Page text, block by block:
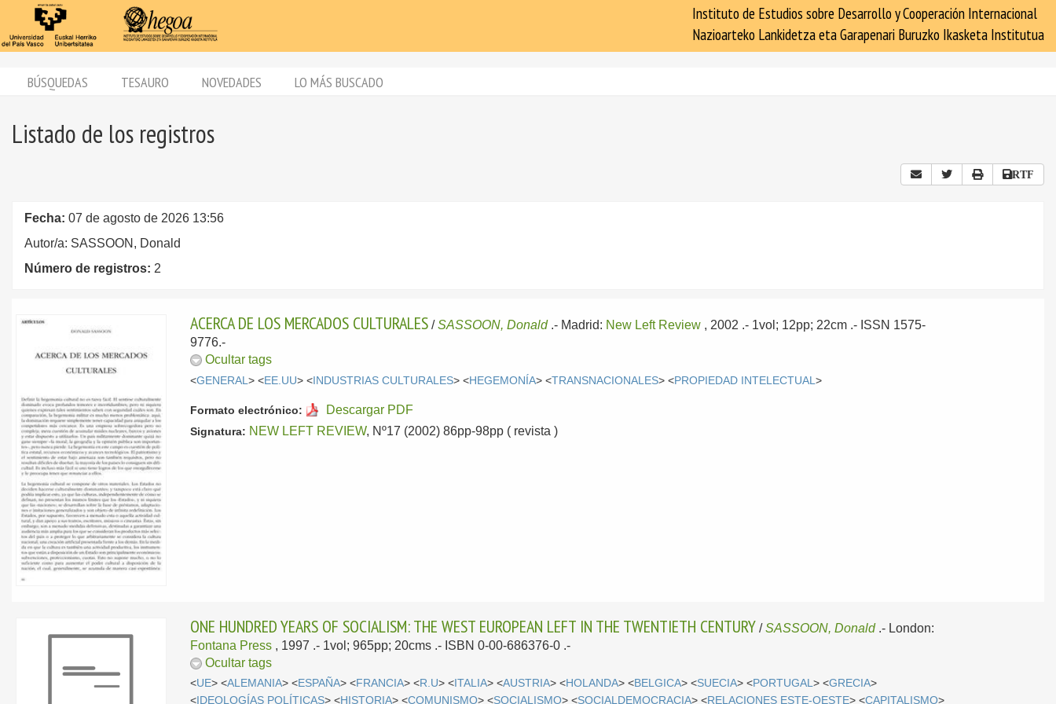
Instituto de Estudios sobre Desarrollo y Cooperación Internacional
Nazioarteko Lankidetza eta Garapenari Buruzko Ikasketa Institutua
BÚSQUEDAS TESAURO NOVEDADES LO MÁS BUSCADO
Listado de los registros
RTF
Fecha: 07 de agosto de 2026 13:56
Autor/a: SASSOON, Donald
Número de registros: 2
ACERCA DE LOS MERCADOS CULTURALES /SASSOON, Donald .- Madrid: New Left Review , 2002 .- 1vol; 12pp; 22cm .- ISSN 1575-
9776.-
Ocultar tags
<GENERAL> <EE.UU> <INDUSTRIAS CULTURALES> <HEGEMONÍA> <TRANSNACIONALES> <PROPIEDAD INTELECTUAL>
Formato electrónico: Descargar PDF
Signatura: NEW LEFT REVIEW, Nº17 (2002) 86pp-98pp ( revista )
ONE HUNDRED YEARS OF SOCIALISM: THE WEST EUROPEAN LEFT IN THE TWENTIETH CENTURY /SASSOON, Donald .- London:
Fontana Press , 1997 .- 1vol; 965pp; 20cms .- ISBN 0-00-686376-0 .-
Ocultar tags
<UE> <ALEMANIA> <ESPAÑA> <FRANCIA> <R.U> < ITALIA> <AUSTRIA> <HOLANDA> <BELGICA> <SUECIA> <PORTUGAL> <GRECIA>
< IDEOLOGÍAS POLÍTICAS> <HISTORIA> <COMUNISMO> <SOCIALISMO> <SOCIALDEMOCRACIA> <RELACIONES ESTE-OESTE> <CAPITALISMO>